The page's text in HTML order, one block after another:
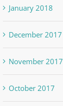
January 2018
December 2017
November 2017
October 2017